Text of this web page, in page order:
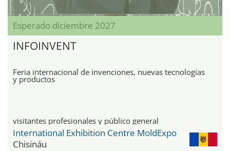
Esperado diciembre 2027
INFOINVENT
Feria internacional de invenciones, nuevas tecnologías
y productos
visitantes profesionales y público general
International Exhibition Centre MoldExpo
Chisináu